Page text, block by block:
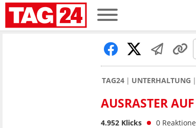
TAG24 UNTERHALTUNG
AUSRASTER
4.952 Klicks 0